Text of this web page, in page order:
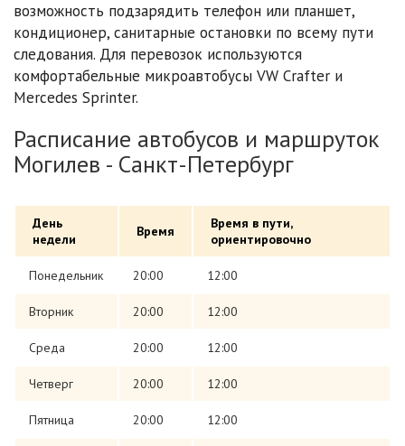
возможность подзарядить телефон или планшет,
кондиционер, санитарные остановки по всему пути
следования. Для перевозок используются
комфортабельные микроавтобусы VW Crafter и
Mercedes Sprinter.
Расписание автобусов и маршруток
Могилев - Санкт-Петербург
День
недели
Время
Время в пути,
ориентировочно
Понедельник 20:00 12:00
Вторник 20:00 12:00
Среда 20:00 12:00
Четверг 20:00 12:00
Пятница 20:00 12:00